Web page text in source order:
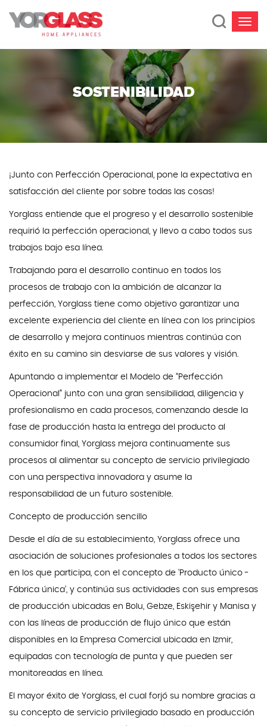
SOSTENIBILIDAD
¡Junto con Perfección Operacional, pone la expectativa en
satisfacción del cliente por sobre todas las cosas!
Yorglass entiende que el progreso y el desarrollo sostenible
requirió la perfección operacional, y llevo a cabo todos sus
trabajos bajo esa línea.
Trabajando para el desarrollo continuo en todos los
procesos de trabajo con la ambición de alcanzar la
perfección, Yorglass tiene como objetivo garantizar una
excelente experiencia del cliente en línea con los principios
de desarrollo y mejora continuos mientras continúa con
éxito en su camino sin desviarse de sus valores y visión.
Apuntando a implementar el Modelo de “Perfección
Operacional” junto con una gran sensibilidad, diligencia y
profesionalismo en cada procesos, comenzando desde la
fase de producción hasta la entrega del producto al
consumidor final, Yorglass mejora continuamente sus
procesos al alimentar su concepto de servicio privilegiado
con una perspectiva innovadora y asume la
responsabilidad de un futuro sostenible.
Concepto de producción sencillo
Desde el día de su establecimiento, Yorglass ofrece una
asociación de soluciones profesionales a todos los sectores
en los que participa, con el concepto de 'Producto único -
Fábrica única', y continúa sus actividades con sus empresas
de producción ubicadas en Bolu, Gebze, Eskişehir y Manisa y
con las líneas de producción de flujo único que están
disponibles en la Empresa Comercial ubicada en Izmir,
equipadas con tecnología de punta y que pueden ser
monitoreadas en línea.
El mayor éxito de Yorglass, el cual forjó su nombre gracias a
su concepto de servicio privilegiado basado en producción